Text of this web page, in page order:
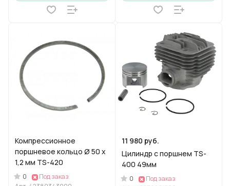
Компрессионное
поршневое кольцо Ø 50 x
1,2 мм TS-420
0
Под заказ
11 980 руб.
Цилиндр с поршнем TS-
400 49мм
0
Под заказ